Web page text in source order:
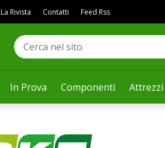
In Prova Componenti Attrezzi
La Rivista Contatti Feed Rss